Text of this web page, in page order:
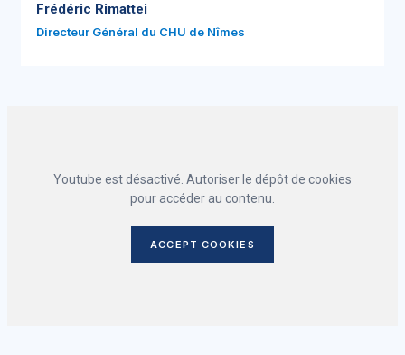
Frédéric Rimattei
Directeur Général du CHU de Nîmes
Youtube est désactivé. Autoriser le dépôt de cookies
pour accéder au contenu.
ACCEPT COOKIES